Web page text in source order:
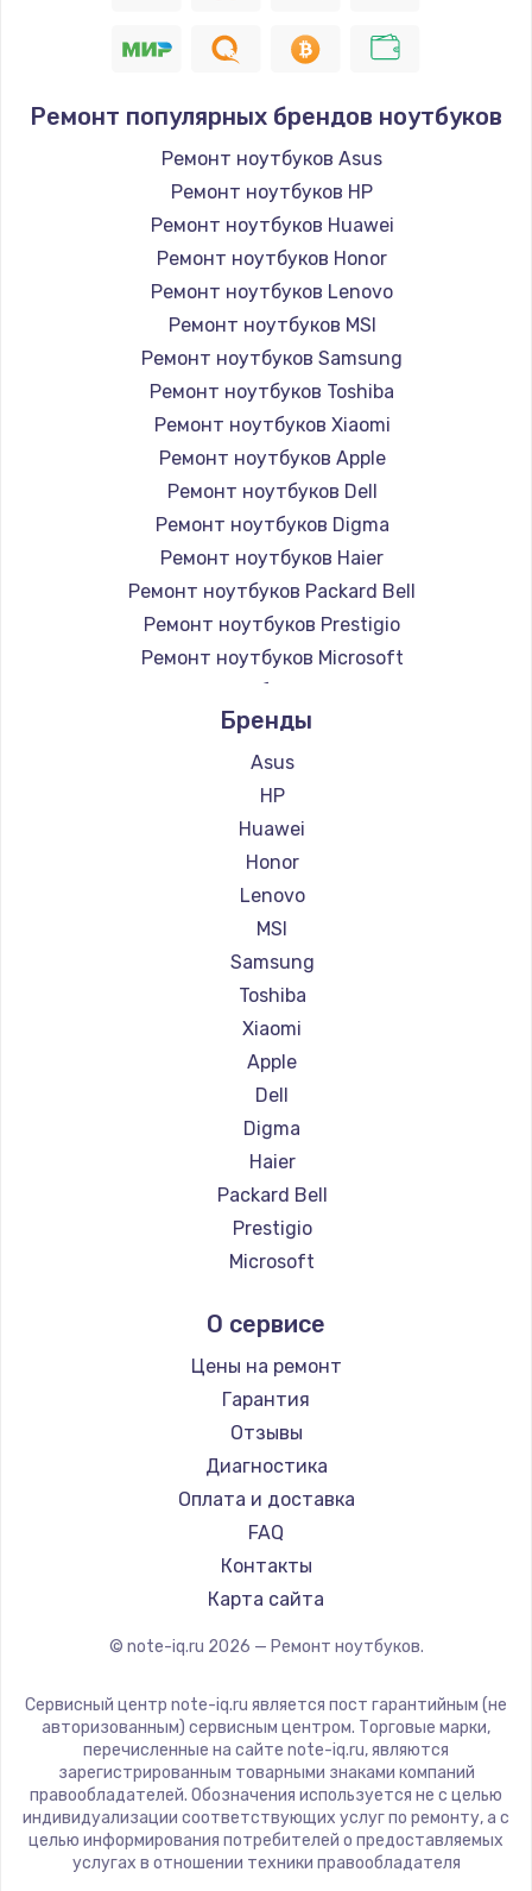
Ремонт популярных брендов ноутбуков
Ремонт ноутбуков Asus
Ремонт ноутбуков HP
Ремонт ноутбуков Huawei
Ремонт ноутбуков Honor
Ремонт ноутбуков Lenovo
Ремонт ноутбуков MSI
Ремонт ноутбуков Samsung
Ремонт ноутбуков Toshiba
Ремонт ноутбуков Xiaomi
Ремонт ноутбуков Apple
Ремонт ноутбуков Dell
Ремонт ноутбуков Digma
Ремонт ноутбуков Haier
Ремонт ноутбуков Packard Bell
Ремонт ноутбуков Prestigio
Ремонт ноутбуков Microsoft
Ремонт ноутбуков Alienware
Ремонт ноутбуков Aquarius
Ремонт ноутбуков Gigabyte
Ремонт ноутбуков Aorus
Ремонт ноутбуков Maibenben
Ремонт ноутбуков Getac
Ремонт ноутбуков Epson
Ремонт ноутбуков Philips
Ремонт ноутбуков LG
Ремонт ноутбуков Panasonic
Ремонт ноутбуков Irbis
Ремонт ноутбуков Thunderobot
Ремонт ноутбуков Hasee
Ремонт ноутбуков ZTE
Ремонт ноутбуков Hiper
Ремонт ноутбуков Evga
Ремонт ноутбуков Google
Ремонт ноутбуков Echips
Ремонт ноутбуков Predator
Ремонт ноутбуков iru
Ремонт ноутбуков Machenike
Ремонт ноутбуков DEXP
Ремонт ноутбуков Teclast
Ремонт ноутбуков CHUWI
Ремонт ноутбуков Colorful
Бренды
Asus
HP
Huawei
Honor
Lenovo
MSI
Samsung
Toshiba
Xiaomi
Apple
Dell
Digma
Haier
Packard Bell
Prestigio
Microsoft
Aquarius
Gigabyte
Aorus
Maibenben
Getac
Epson
Philips
LG
Panasonic
ZTE
Hiper
Evga
Google
Echips
О сервисе
Цены на ремонт
Гарантия
Отзывы
Диагностика
Оплата и доставка
FAQ
Контакты
Карта сайта
© note-iq.ru 2026 — Ремонт ноутбуков.
Сервисный центр note-iq.ru является пост гарантийным (не
авторизованным) сервисным центром. Торговые марки,
перечисленные на сайте note-iq.ru, являются
зарегистрированным товарными знаками компаний
правообладателей. Обозначения используется не с целью
индивидуализации соответствующих услуг по ремонту, а с
целью информирования потребителей о предоставляемых
услугах в отношении техники правообладателя